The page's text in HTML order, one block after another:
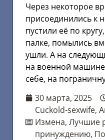
Через некоторое
присоединились к
пустили её по
палке, помылись
ушли. А на
на военной
себе, на
30 марта, 2025
Cuckold-sexwife,
Измена, Лучшие
принуждению,